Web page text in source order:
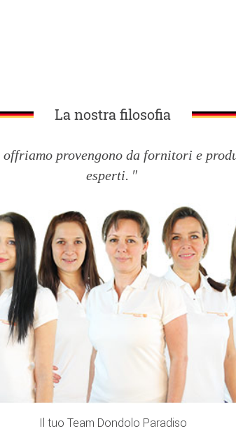
La nostra filosofia
provengono da fornitori e
esperti.
Il tuo Team Dondolo Paradiso